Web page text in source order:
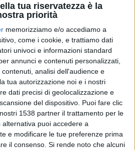
tua riservatezza è la
priorità
memorizziamo e/o accediamo a
come i cookie, e trattiamo dati
univoci e informazioni standard
annunci e contenuti personalizzati,
analisi dell'audience e
tua autorizzazione noi e i nostri
dati precisi di geolocalizzazione e
del dispositivo. Puoi fare clic
1538 partner il trattamento per le
puoi accedere a
e modificare le tue preferenze prima
il consenso. Si rende noto che alcuni
lavorando con spirito
Sembra di essere tornati
si asfaltavano le strade
elettorali pergettare fumo negli
distratti per capire che si
di facciata.
pressoché
singolo intervento. Sarà la